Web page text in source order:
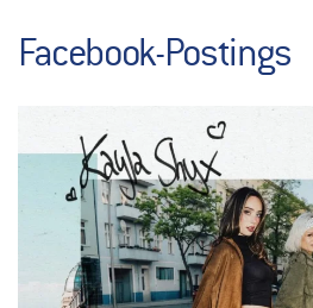
Facebook-Postings